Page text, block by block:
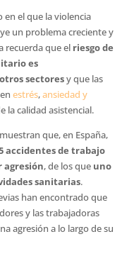
en el que la violencia
un problema creciente y
recuerda que el riesgo de
es
sectoresy que las
estrés,ansiedad y
la calidad asistencial.
que, en España,
accidentes de trabajo
agresión, de los que uno
sanitarias.
han encontrado que
y las trabajadoras
agresión a lo largo de su